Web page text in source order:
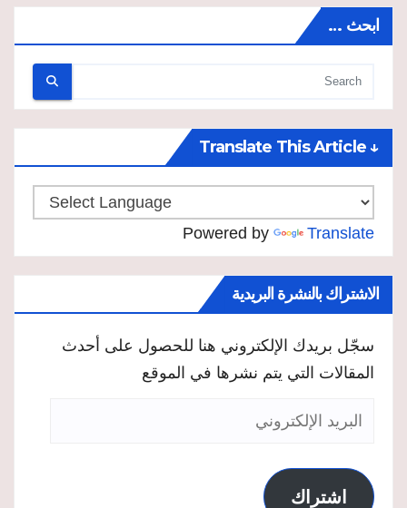
ابحث …
↓ Translate This Article
Powered by Translate
الاشتراك بالنشرة البريدية
سجّل بريدك الإلكتروني هنا للحصول على أحدث
المقالات التي يتم نشرها في الموقع
البريد
اشتراك